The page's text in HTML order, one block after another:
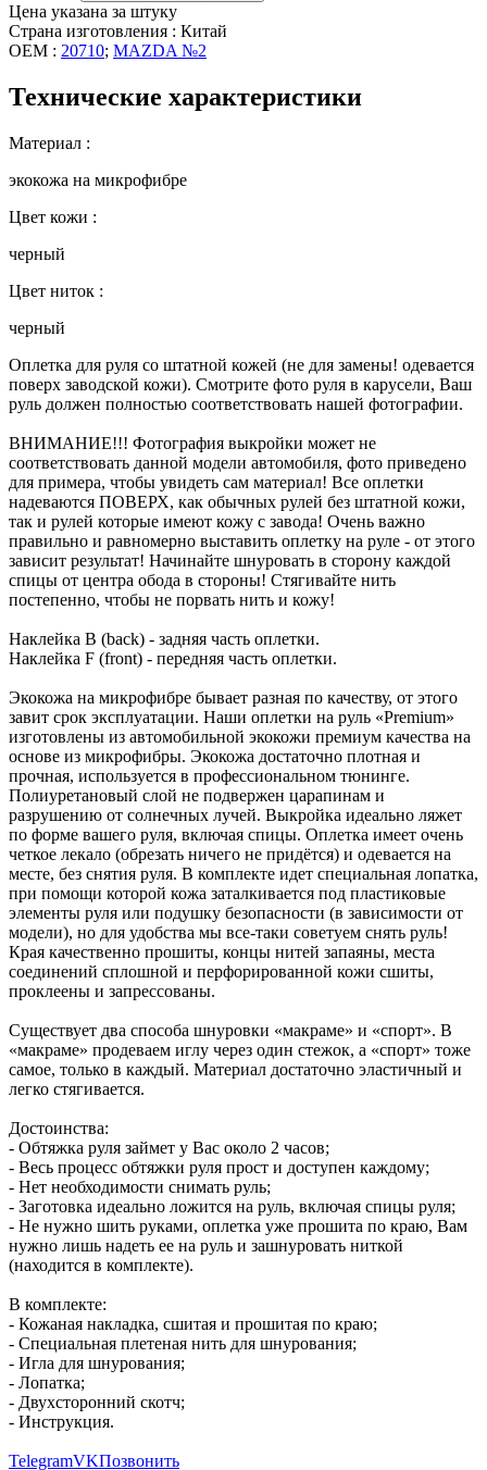
Цена указана за штуку
Страна изготовления : Китай
OEM : 20710; MAZDA №2
Технические характеристики
Материал :
экокожа на микрофибре
Цвет кожи :
черный
Цвет ниток :
черный
Оплетка для руля со штатной кожей (не для замены! одевается
поверх заводской кожи). Смотрите фото руля в карусели, Ваш
руль должен полностью соответствовать нашей фотографии.
ВНИМАНИЕ!!! Фотография выкройки может не
соответствовать данной модели автомобиля, фото приведено
для примера, чтобы увидеть сам материал! Все оплетки
надеваются ПОВЕРХ, как обычных рулей без штатной кожи,
так и рулей которые имеют кожу с завода! Очень важно
правильно и равномерно выставить оплетку на руле - от этого
зависит результат! Начинайте шнуровать в сторону каждой
спицы от центра обода в стороны! Стягивайте нить
постепенно, чтобы не порвать нить и кожу!
Наклейка B (back) - задняя часть оплетки.
Наклейка F (front) - передняя часть оплетки.
Экокожа на микрофибре бывает разная по качеству, от этого
завит срок эксплуатации. Наши оплетки на руль «Premium»
изготовлены из автомобильной экокожи премиум качества на
основе из микрофибры. Экокожа достаточно плотная и
прочная, используется в профессиональном тюнинге.
Полиуретановый слой не подвержен царапинам и
разрушению от солнечных лучей. Выкройка идеально ляжет
по форме вашего руля, включая спицы. Оплетка имеет очень
четкое лекало (обрезать ничего не придётся) и одевается на
месте, без снятия руля. В комплекте идет специальная лопатка,
при помощи которой кожа заталкивается под пластиковые
элементы руля или подушку безопасности (в зависимости от
модели), но для удобства мы все-таки советуем снять руль!
Края качественно прошиты, концы нитей запаяны, места
соединений сплошной и перфорированной кожи сшиты,
проклеены и запрессованы.
Существует два способа шнуровки «макраме» и «спорт». В
«макраме» продеваем иглу через один стежок, а «спорт» тоже
самое, только в каждый. Материал достаточно эластичный и
легко стягивается.
Достоинства:
- Обтяжка руля займет у Вас около 2 часов;
- Весь процесс обтяжки руля прост и доступен каждому;
- Нет необходимости снимать руль;
- Заготовка идеально ложится на руль, включая спицы руля;
- Не нужно шить руками, оплетка уже прошита по краю, Вам
нужно лишь надеть ее на руль и зашнуровать ниткой
(находится в комплекте).
В комплекте:
- Кожаная накладка, сшитая и прошитая по краю;
- Специальная плетеная нить для шнурования;
- Игла для шнурования;
- Лопатка;
- Двухсторонний скотч;
- Инструкция.
TelegramVKПозвонить